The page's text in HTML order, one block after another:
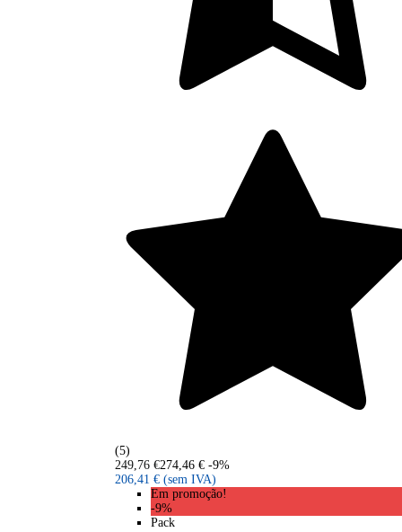
(5)
249,76 €274,46 € -9%
206,41 € (sem IVA)
Em promoção!
-9%
Pack